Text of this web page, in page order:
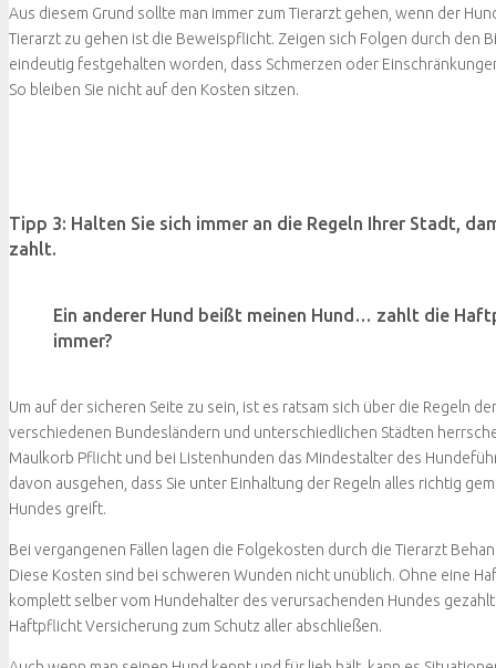
Aus diesem Grund sollte man immer zum Tierarzt gehen, wenn der
Tierarzt zu gehen ist die Beweispflicht. Zeigen sich Folgen durch den
eindeutig festgehalten worden, dass Schmerzen oder
So bleiben Sie nicht auf den Kosten sitzen.
Tipp 3: Halten Sie sich immer an die Regeln Ihrer Stadt,
zahlt.
Ein anderer Hund beißt meinen Hund… zahlt die
immer?
Um auf der sicheren Seite zu sein, ist es ratsam sich über die Regeln
verschiedenen Bundesländern und unterschiedlichen Städten
Maulkorb Pflicht und bei Listenhunden das Mindestalter des
davon ausgehen, dass Sie unter Einhaltung der Regeln alles richtig
Hundes greift.
Bei vergangenen Fällen lagen die Folgekosten durch die Tierarzt
Diese Kosten sind bei schweren Wunden nicht unüblich. Ohne eine
komplett selber vom Hundehalter des verursachenden Hundes
Haftpflicht Versicherung zum Schutz aller abschließen.